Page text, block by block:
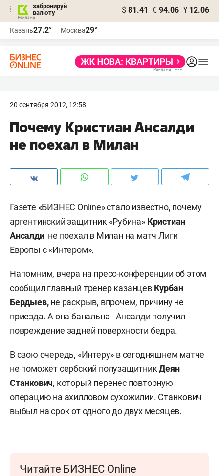
забронируй
валюту
$ 81.41 € 94.06 ¥ 12.06
Казань27.2° Москва29°
20 сентября 2012, 12:58
Почему Кристиан Ансалди
не поехал в Милан
Газете «БИЗНЕС Online» стало известно, почему
аргентинский защитник «Рубина» Кристиан
Ансалдине поехал в Милан на матч Лиги
Европы с «Интером».
Напомним, вчера на пресс-конференции об этом
сообщил главный тренер казанцев Курбан
Бердыев,не раскрыв, впрочем, причину не
приезда. А она банальна - Ансалди получил
повреждение задней поверхности бедра.
В свою очередь, «Интеру» в сегодняшнем матче
не поможет сербский полузащитникДеян
Станкович, который перенес повторную
операцию на ахилловом сухожилии. Станкович
выбыл на срок от одного до двух месяцев.
Читайте БИЗНЕС Online